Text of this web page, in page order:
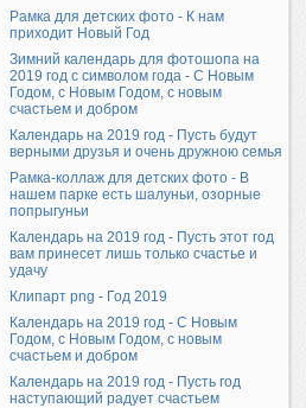
Рамка для детских фото - К нам
приходит Новый Год
Зимний календарь для фотошопа на
2019 год с символом года - С Новым
Годом, с Новым Годом, с новым
счастьем и добром
Календарь на 2019 год - Пусть будут
верными друзья и очень дружною семья
Рамка-коллаж для детских фото - В
нашем парке есть шалуньи, озорные
попрыгуньи
Календарь на 2019 год - Пусть этот год
вам принесет лишь только счастье и
удачу
Клипарт png - Год 2019
Календарь на 2019 год - С Новым
Годом, с Новым Годом, с новым
счастьем и добром
Календарь на 2019 год - Пусть год
наступающий радует счастьем